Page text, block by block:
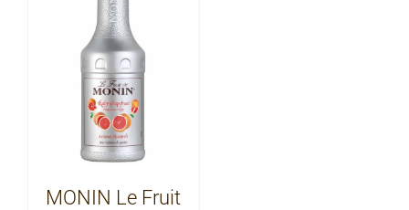
MONIN Le Fruit